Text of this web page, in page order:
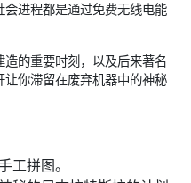
进程都是通过免费无线电能
的重要时刻，以及后来著名
你滞留在废弃机器中的神秘
工拼图。